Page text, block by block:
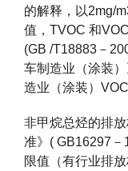
的解释，以2mg/
值，TVOC 和
(GB /T18883－
车制造业（涂装
造业（涂装）
非甲烷总烃的排
准》( GB16297
限值（有行业排